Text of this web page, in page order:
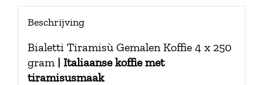
Beschrijving
Bialetti Tiramisù Gemalen Koffie 4 x 250
gram | Italiaanse koffie met
tiramisusmaak